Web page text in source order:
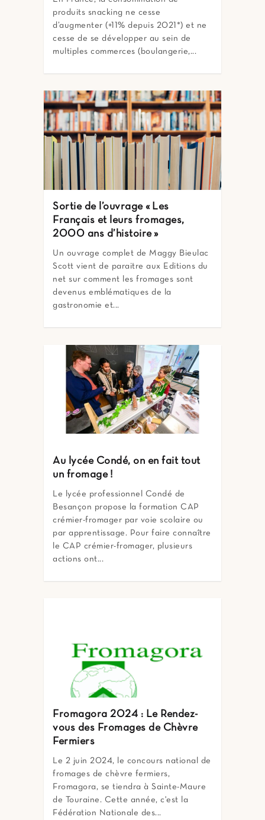
produits snacking ne cesse
d’augmenter (+11% depuis 2021*) et ne
cesse de se développer au sein de
multiples commerces (boulangerie,...
Sortie de l’ouvrage « Les
Français et leurs fromages,
2000 ans d’histoire »
Un ouvrage complet de Maggy Bieulac
Scott vient de paraitre aux Editions du
net sur comment les fromages sont
devenus emblématiques de la
gastronomie et...
Au lycée Condé, on en fait tout
un fromage !
Le lycée professionnel Condé de
Besançon propose la formation CAP
crémier-fromager par voie scolaire ou
par apprentissage. Pour faire connaître
le CAP crémier-fromager, plusieurs
actions ont...
Fromagora 2024 : Le Rendez-
vous des Fromages de Chèvre
Fermiers
Le 2 juin 2024, le concours national de
fromages de chèvre fermiers,
Fromagora, se tiendra à Sainte-Maure
de Touraine. Cette année, c'est la
Fédération Nationale des...